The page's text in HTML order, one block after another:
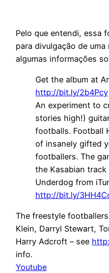
Pelo que entendi, essa
para divulgação de uma
algumas informações
Get the album at
http://bit.ly/2b4Pcy
An experiment to
stories high!)
footballs. Football
of insanely gifted
footballers. The
the Kasabian
Underdog from
http://bit.ly/
The freestyle footballers
Klein, Darryl Stewart,
Harry Adcroft – see
info.
Youtube